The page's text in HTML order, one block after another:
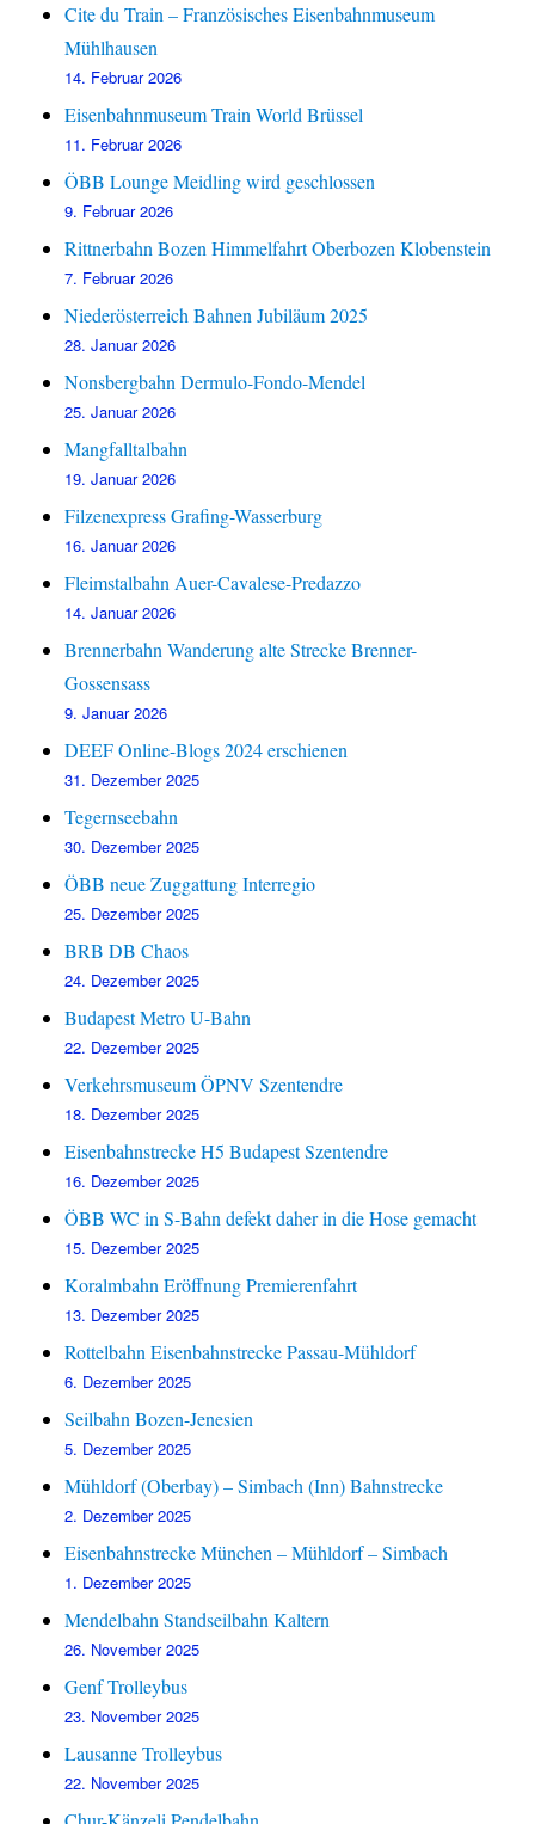
Cite du Train – Französisches Eisenbahnmuseum
Mühlhausen
14. Februar 2026
Eisenbahnmuseum Train World Brüssel
11. Februar 2026
ÖBB Lounge Meidling wird geschlossen
9. Februar 2026
Rittnerbahn Bozen Himmelfahrt Oberbozen Klobenstein
7. Februar 2026
Niederösterreich Bahnen Jubiläum 2025
28. Januar 2026
Nonsbergbahn Dermulo-Fondo-Mendel
25. Januar 2026
Mangfalltalbahn
19. Januar 2026
Filzenexpress Grafing-Wasserburg
16. Januar 2026
Fleimstalbahn Auer-Cavalese-Predazzo
14. Januar 2026
Brennerbahn Wanderung alte Strecke Brenner-
Gossensass
9. Januar 2026
DEEF Online-Blogs 2024 erschienen
31. Dezember 2025
Tegernseebahn
30. Dezember 2025
ÖBB neue Zuggattung Interregio
25. Dezember 2025
BRB DB Chaos
24. Dezember 2025
Budapest Metro U-Bahn
22. Dezember 2025
Verkehrsmuseum ÖPNV Szentendre
18. Dezember 2025
Eisenbahnstrecke H5 Budapest Szentendre
16. Dezember 2025
ÖBB WC in S-Bahn defekt daher in die Hose gemacht
15. Dezember 2025
Koralmbahn Eröffnung Premierenfahrt
13. Dezember 2025
Rottelbahn Eisenbahnstrecke Passau-Mühldorf
6. Dezember 2025
Seilbahn Bozen-Jenesien
5. Dezember 2025
Mühldorf (Oberbay) – Simbach (Inn) Bahnstrecke
2. Dezember 2025
Eisenbahnstrecke München – Mühldorf – Simbach
1. Dezember 2025
Mendelbahn Standseilbahn Kaltern
26. November 2025
Genf Trolleybus
23. November 2025
Lausanne Trolleybus
22. November 2025